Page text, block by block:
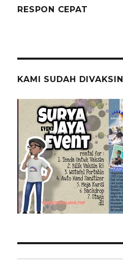
RESPON CEPAT
KAMI SUDAH DIVAKSIN